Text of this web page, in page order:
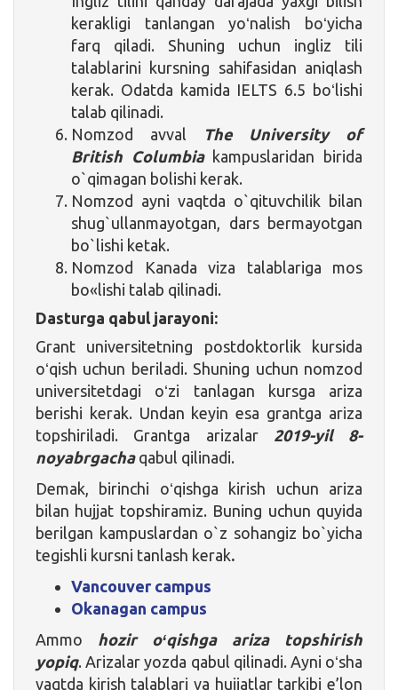
kerakligi tanlangan yoʻnalish boʻyicha
farq qiladi. Shuning uchun ingliz tili
talablarini kursning sahifasidan aniqlash
kerak. Odatda kamida IELTS 6.5 boʻlishi
talab qilinadi.
Nomzod avval
The University of
British Columbia kampuslaridan birida
o`qimagan bolishi kerak.
Nomzod ayni vaqtda o`qituvchilik bilan
shug`ullanmayotgan, dars bermayotgan
bo`lishi ketak.
Nomzod Kanada viza talablariga mos
bo«lishi talab qilinadi.
Dasturga qabul jarayoni:
Grant universitetning postdoktorlik kursida
oʻqish uchun beriladi. Shuning uchun nomzod
universitetdagi oʻzi tanlagan kursga ariza
berishi kerak. Undan keyin esa grantga ariza
topshiriladi. Grantga arizalar 2019-yil 8-
noyabrgachaqabul qilinadi.
Demak, birinchi oʻqishga kirish uchun ariza
bilan hujjat topshiramiz. Buning uchun quyida
berilgan kampuslardan o`z sohangiz bo`yicha
tegishli kursni tanlash kerak.
Vancouver campus
Okanagan campus
Ammo hozir oʻqishga ariza topshirish
yopiq. Arizalar yozda qabul qilinadi. Ayni oʻsha
vaqtda kirish talablari va hujjatlar tarkibi e’lon